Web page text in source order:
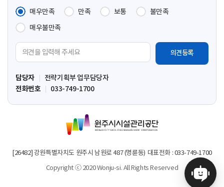
매우만족
만족 보통
불만족
매우불만족
견
입
력
담당자
전략기획부 업무담당자
전화번호
033-749-1700
원
주
시
설
[26482] 강원특별자치도 원주시 남원로 487 (명륜동) 대표전화 : 033-749-1700
Copyright ⓒ 2020 Wonju-si. All Rights Reserved